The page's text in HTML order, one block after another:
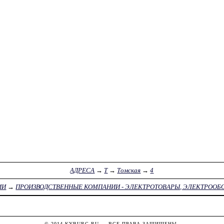
АДРЕСА → Т→ Томская →4
→ПРОИЗВОДСТВЕННЫЕ КОМПАНИИ - ЭЛЕКТРОТОВАРЫ,